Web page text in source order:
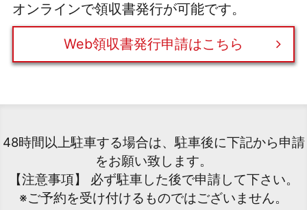
オンラインで領収書発行が可能です。
Web領収書発行申請はこちら
48時間以上駐車する場合は、駐車後に下記から申請
をお願い致します。
【注意事項】 必ず駐車した後で申請して下さい。
※ご予約を受け付けるものではございません。